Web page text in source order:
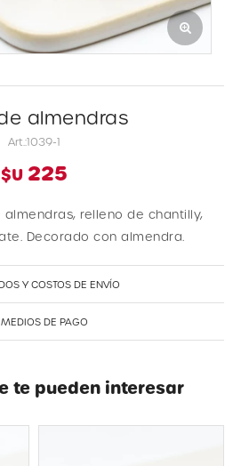
almendras
1039-1
$U 225
relleno de chantilly,
Decorado con almendra.
Y COSTOS DE ENVÍO
MEDIOS DE PAGO
te pueden interesar